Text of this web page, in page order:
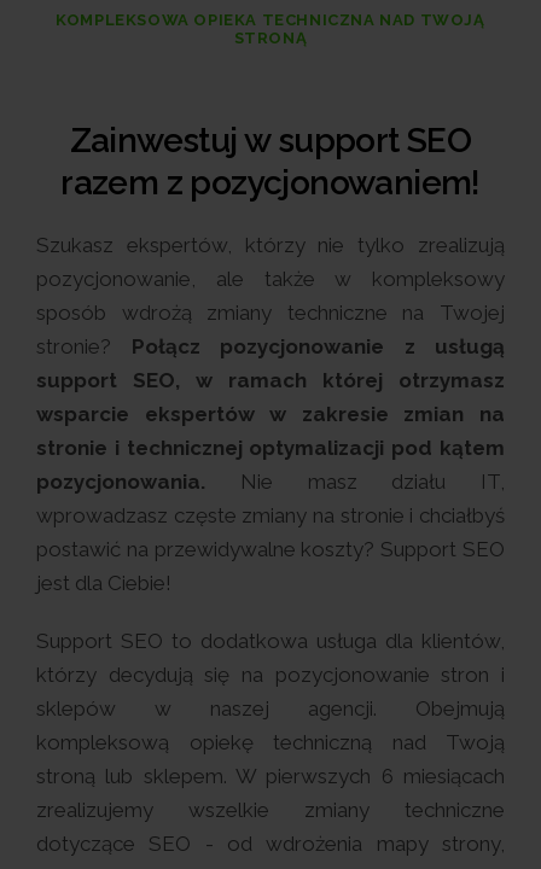
KOMPLEKSOWA OPIEKA TECHNICZNA NAD TWOJĄ
STRONĄ
Zainwestuj w support SEO
razem z pozycjonowaniem!
Szukasz ekspertów, którzy nie tylko zrealizują
pozycjonowanie, ale także w kompleksowy
sposób wdrożą zmiany techniczne na Twojej
stronie? Połącz pozycjonowanie z usługą
support SEO, w ramach której otrzymasz
wsparcie ekspertów w zakresie zmian na
stronie i technicznej optymalizacji pod kątem
pozycjonowania. Nie masz działu IT,
wprowadzasz częste zmiany na stronie i chciałbyś
postawić na przewidywalne koszty? Support SEO
jest dla Ciebie!
Support SEO to dodatkowa usługa dla klientów,
którzy decydują się na pozycjonowanie stron i
sklepów w naszej agencji. Obejmują
kompleksową opiekę techniczną nad Twoją
stroną lub sklepem. W pierwszych 6 miesiącach
zrealizujemy wszelkie zmiany techniczne
dotyczące SEO - od wdrożenia mapy strony,